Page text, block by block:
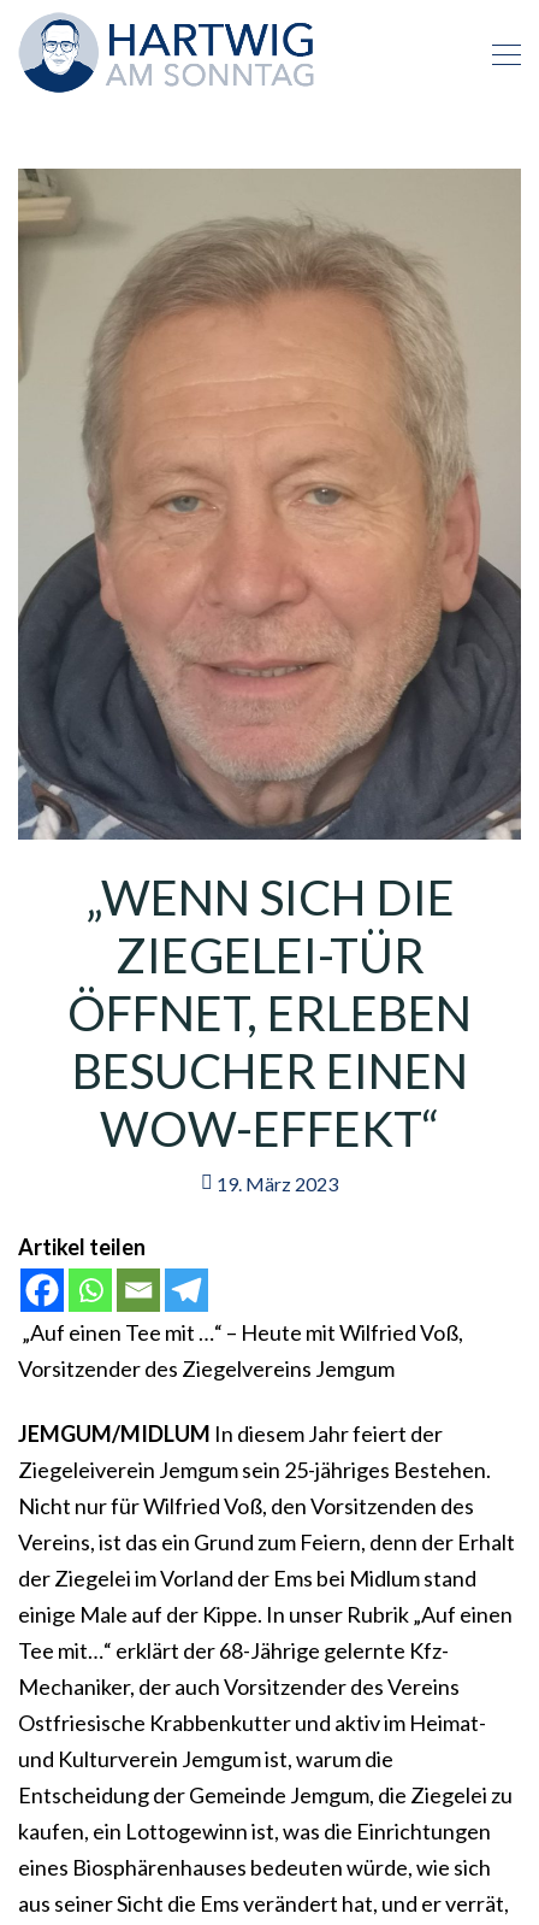
„WENN SICH DIE
ZIEGELEI-TÜR
ÖFFNET, ERLEBEN
BESUCHER EINEN
WOW-EFFEKT“
19. März 2023
Artikel teilen
„Auf einen Tee mit …“ – Heute mit Wilfried Voß,
Vorsitzender des Ziegelvereins Jemgum
JEMGUM/MIDLUM In diesem Jahr feiert der
Ziegeleiverein Jemgum sein 25-jähriges Bestehen.
Nicht nur für Wilfried Voß, den Vorsitzenden des
Vereins, ist das ein Grund zum Feiern, denn der Erhalt
der Ziegelei im Vorland der Ems bei Midlum stand
einige Male auf der Kippe. In unser Rubrik „Auf einen
Tee mit…“ erklärt der 68-Jährige gelernte Kfz-
Mechaniker, der auch Vorsitzender des Vereins
Ostfriesische Krabbenkutter und aktiv im Heimat-
und Kulturverein Jemgum ist, warum die
Entscheidung der Gemeinde Jemgum, die Ziegelei zu
kaufen, ein Lottogewinn ist, was die Einrichtungen
eines Biosphärenhauses bedeuten würde, wie sich
aus seiner Sicht die Ems verändert hat, und er verrät,